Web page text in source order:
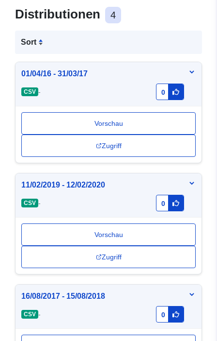
Distributionen 4
Sort
01/04/16 - 31/03/17
CSV - 0
Vorschau
Zugriff
11/02/2019 - 12/02/2020
CSV - 0
Vorschau
Zugriff
16/08/2017 - 15/08/2018
CSV - 0